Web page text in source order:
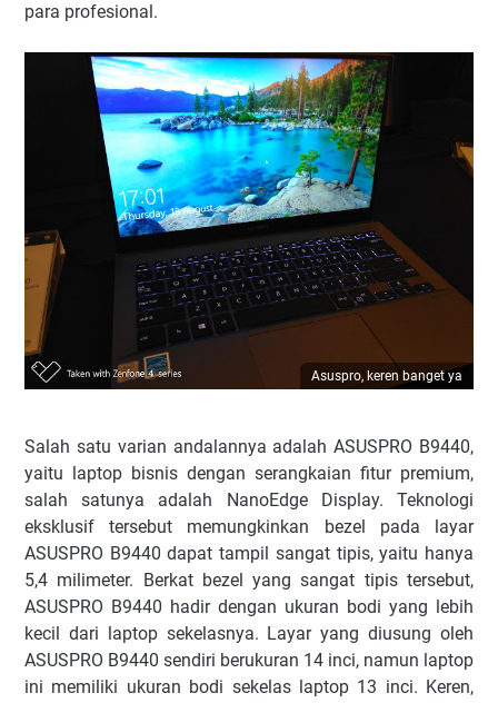
para profesional.
Asuspro, keren banget ya
Salah satu varian andalannya adalah ASUSPRO B9440,
yaitu laptop bisnis dengan serangkaian fitur premium,
salah satunya adalah NanoEdge Display. Teknologi
eksklusif tersebut memungkinkan bezel pada layar
ASUSPRO B9440 dapat tampil sangat tipis, yaitu hanya
5,4 milimeter. Berkat bezel yang sangat tipis tersebut,
ASUSPRO B9440 hadir dengan ukuran bodi yang lebih
kecil dari laptop sekelasnya. Layar yang diusung oleh
ASUSPRO B9440 sendiri berukuran 14 inci, namun laptop
ini memiliki ukuran bodi sekelas laptop 13 inci. Keren,